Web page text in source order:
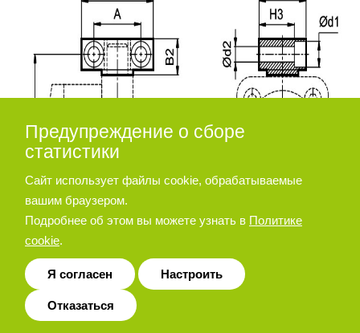
Диаметр
Предупреждение о сборе
статистики
Сайт использует файлы cookie, обрабатываемые
вашим браузером.
Подробнее об этом вы можете узнать в Политике
cookie.
Я согласен Настроить
Отказаться